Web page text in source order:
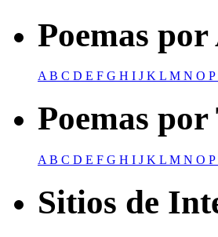
Poemas
AB C D E F G H I J K L M N O P
Poemas
A B C D E F G H I J K L M N O P
Sitios de